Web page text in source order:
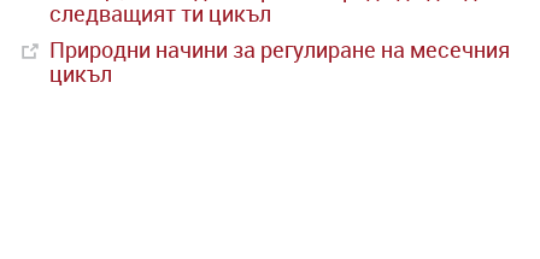
следващият ти цикъл
Природни начини за регулиране на месечния
цикъл